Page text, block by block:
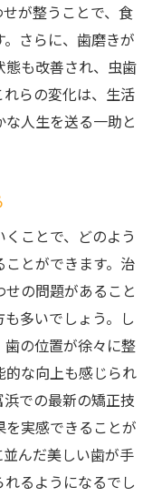
が整うことで、食
さらに、歯磨きが
態も改善され、虫歯
らの変化は、生活
人生を送る一助と
ことで、どのよう
とができます。治
の問題があること
多いでしょう。し
の位置が徐々に整
的な向上も感じられ
での最新の矯正技
実感できることが
んだ美しい歯が手
るようになるでし